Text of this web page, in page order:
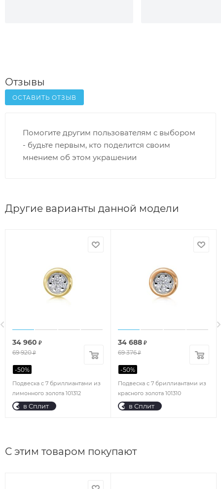
Отзывы
ОСТАВИТЬ ОТЗЫВ
Помогите другим пользователям с выбором
- будьте первым, кто поделится своим
мнением об этом украшении
Другие варианты данной модели
Подвеска с 7 бриллиантами из
лимонного золота 101312
34 960 ₽
69 920₽
-50%
в Сплит
Подвеска с 7 бриллиантами из
красного золота 101310
34 688 ₽
69 376₽
-50%
в Сплит
С этим товаром покупают